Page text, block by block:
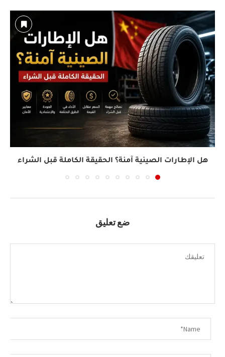
هل الإطارات الصينية آمنة؟ الحقيقة الكاملة قبل الشراء
ضع تعليق